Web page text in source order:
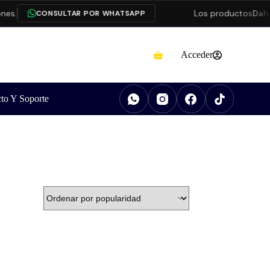
CONSULTAR POR WHATSAPP Los productos
Acceder
Y Soporte